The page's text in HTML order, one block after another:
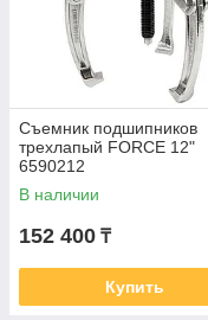
Съемник подшипников
трехлапый FORCE 12"
6590212
В наличии
152 400 ₸
Купить